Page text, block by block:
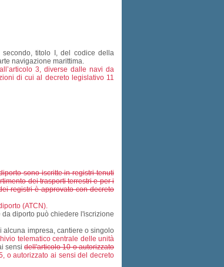
titolo I, del codice della
navigazione marittima.
3, diverse dalle navi da
di cui al decreto legislativo 11
sono iscritte in registri tenuti
dei trasporti terrestri e per i
registri è approvato con decreto
(ATCN).
diporto può chiedere l'iscrizione
alcuna impresa, cantiere o singolo
telematico centrale delle unità
sensidell'articolo 10 o autorizzato
o autorizzato ai sensi del decreto